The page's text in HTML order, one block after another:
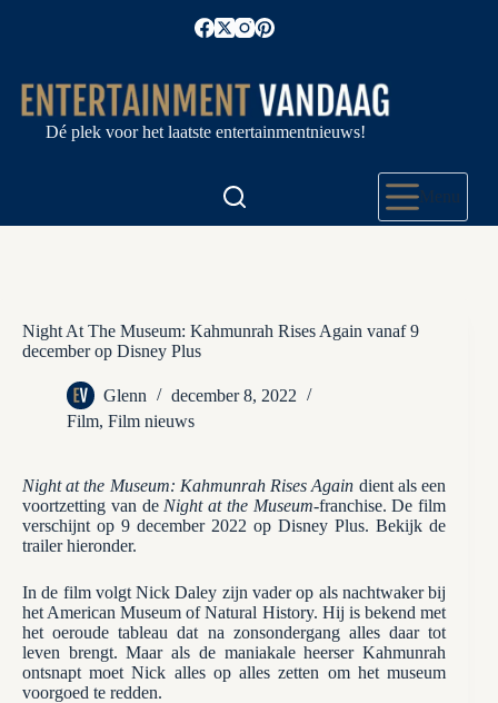
Dé plek voor het laatste entertainmentnieuws!
Menu
Night At The Museum: Kahmunrah Rises Again vanaf 9
december op Disney Plus
Glenn
december 8, 2022
Film, Film nieuws
Night at the Museum: Kahmunrah Rises Again dient als een
voortzetting van de Night at the Museum-franchise. De film
verschijnt op 9 december 2022 op Disney Plus. Bekijk de
trailer hieronder.
In de film volgt Nick Daley zijn vader op als nachtwaker bij
het American Museum of Natural History. Hij is bekend met
het oeroude tableau dat na zonsondergang alles daar tot
leven brengt. Maar als de maniakale heerser Kahmunrah
ontsnapt moet Nick alles op alles zetten om het museum
voorgoed te redden.